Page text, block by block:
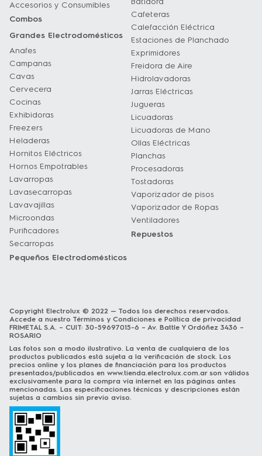
Accesorios y Consumibles
Combos
Grandes Electrodomésticos
Anafes
Campanas
Cavas
Cervecera
Cocinas
Exhibidoras
Freezers
Heladeras
Hornitos Eléctricos
Hornos Empotrables
Lavarropas
Lavasecarropas
Lavavajillas
Microondas
Purificadores
Secarropas
Pequeños Electrodomésticos
Cafeteras
Calefacción Eléctrica
Estaciones de Planchado
Exprimidores
Freidora de Aire
Hidrolavadoras
Jarras Eléctricas
Jugueras
Licuadoras
Licuadoras de Mano
Ollas Eléctricas
Planchas
Procesadoras
Tostadoras
Vaporizador de pisos
Vaporizador de Ropas
Ventiladores
Repuestos
Copyright Electrolux © 2022 — Todos los derechos reservados.
Accede a nuestro Términos y Condiciones e Política de privacidad
FRIMETAL S.A. – CUIT: 30-59697015-6 – Av. Battle Y Ordóñez 3436 –
ROSARIO
Las fotos son a modo ilustrativo. La venta de cualquiera de los
productos publicados está sujeta a la verificación de stock. Los
precios online y los planes de financiación para los productos
presentados/publicados en www.tienda.electrolux.com.arson válidos
exclusivamente para la compra vía internet en las páginas antes
mencionadas. Las especificaciones técnicas y descripciones están
sujetas a cambios sin previo aviso.